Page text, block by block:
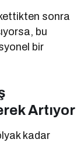
sonra
bu
bir
Artıyor
kadar